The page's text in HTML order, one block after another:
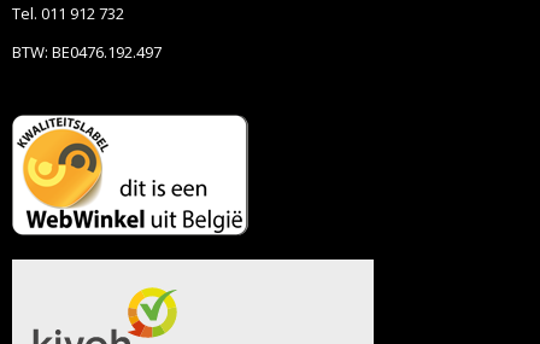
Tel. 011 912 732
BTW: BE0476.192.497